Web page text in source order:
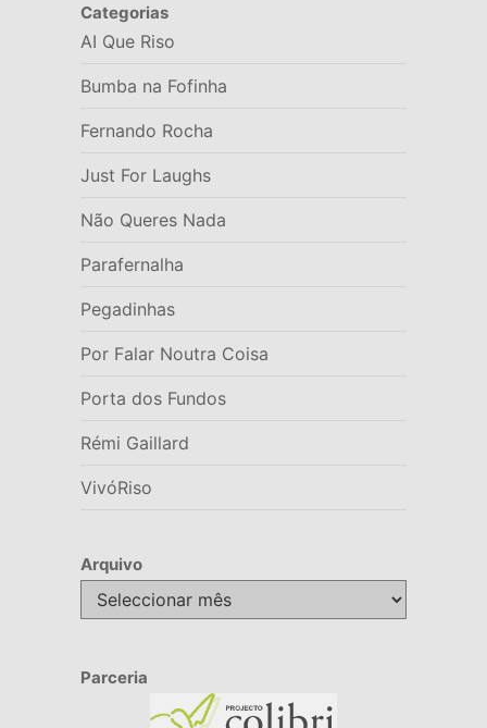
Categorias
AI Que Riso
Bumba na Fofinha
Fernando Rocha
Just For Laughs
Não Queres Nada
Parafernalha
Pegadinhas
Por Falar Noutra Coisa
Porta dos Fundos
Rémi Gaillard
VivóRiso
Arquivo
Arquivo
Parceria